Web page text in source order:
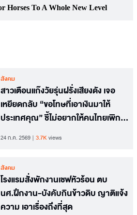
สังคม
สาวเตือนแก๊งวัยรุ่นฝรั่งเสียงดัง เจอ
เหยียดกลับ “ขอโทษที่เอาเงินมาให้
ประเทศคุณ” ชี้ไม่อยากให้คนไทยเพิก
24 ก.ค. 2569 3.7Kviews
สังคม
โรงแรมสั่งพักงานเชฟหัวร้อน ตบ
นศ.ฝึกงาน-บังคับกินข้าวดิบ ญาติแจ้ง
ความ เอาเรื่องถึงที่สุด